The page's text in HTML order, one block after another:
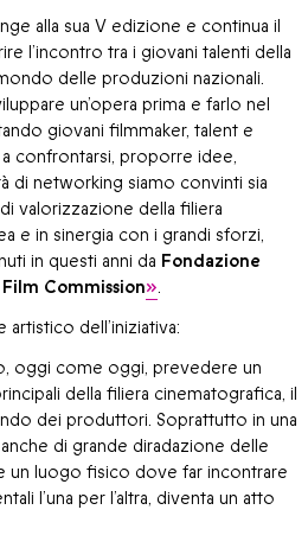
alla sua V edizione e continua il
l’incontro tra i giovani talenti della
delle produzioni nazionali.
un’opera prima e farlo nel
giovani filmmaker, talent e
confrontarsi, proporre idee,
di networking siamo convinti sia
valorizzazione della filiera
e in sinergia con i grandi sforzi,
in questi anni da Fondazione
Commission».
artistico dell’iniziativa:
oggi come oggi, prevedere un
della filiera cinematografica, il
dei produttori. Soprattutto in una
di grande diradazione delle
un luogo fisico dove far incontrare
l’una per l’altra, diventa un atto